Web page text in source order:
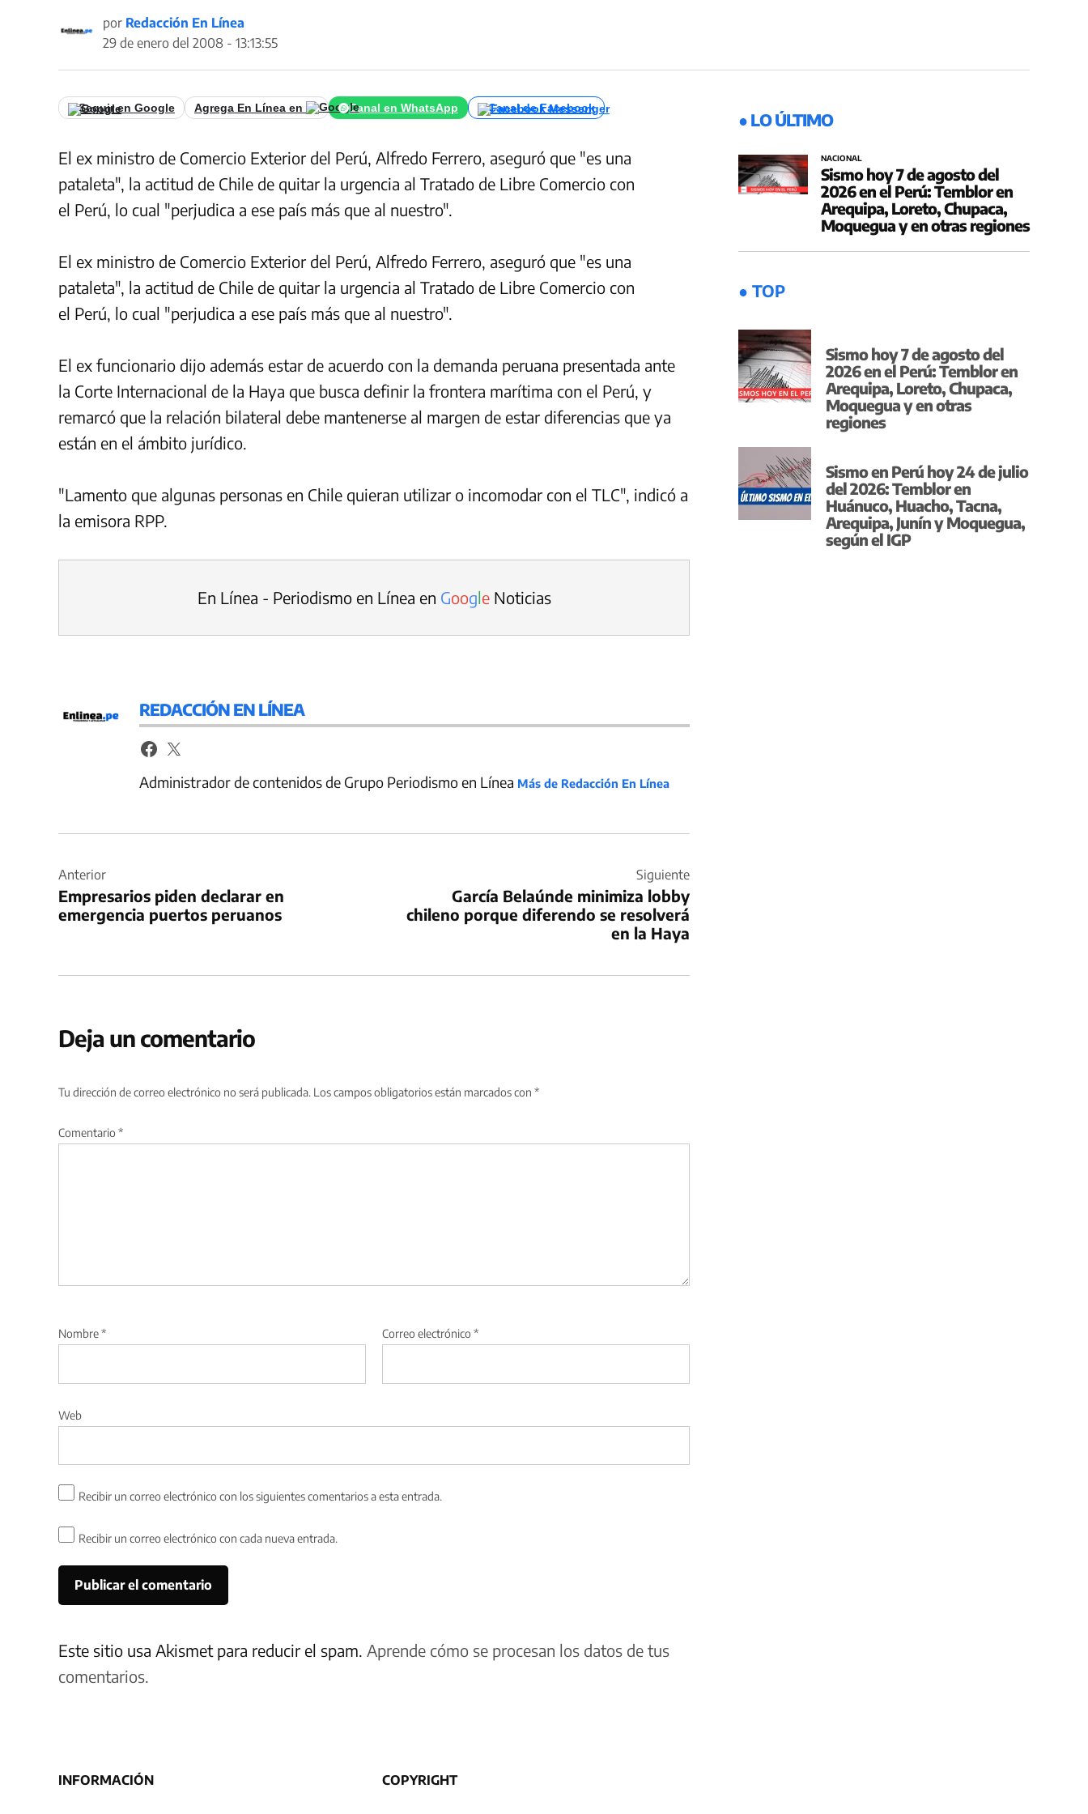
por Redacción En Línea
29 de enero del 2008 - 13:13:55
Seguir en Google Agrega En Línea en Canal en WhatsApp Canal de Facebook
El ex ministro de Comercio Exterior del Perú, Alfredo Ferrero, aseguró que "es una
pataleta", la actitud de Chile de quitar la urgencia al Tratado de Libre Comercio con
el Perú, lo cual "perjudica a ese país más que al nuestro".
El ex ministro de Comercio Exterior del Perú, Alfredo Ferrero, aseguró que "es una
pataleta", la actitud de Chile de quitar la urgencia al Tratado de Libre Comercio con
el Perú, lo cual "perjudica a ese país más que al nuestro".
El ex funcionario dijo además estar de acuerdo con la demanda peruana presentada ante
la Corte Internacional de la Haya que busca definir la frontera marítima con el Perú, y
remarcó que la relación bilateral debe mantenerse al margen de estar diferencias que ya
están en el ámbito jurídico.
"Lamento que algunas personas en Chile quieran utilizar o incomodar con el TLC", indicó a
la emisora RPP.
En Línea - Periodismo en Línea en GoogleNoticias
REDACCIÓN EN LÍNEA
Administrador de contenidos de Grupo Periodismo en Línea Más de Redacción En Línea
de
entradas
Anterior
Empresarios piden declarar en
emergencia puertos peruanos
Siguiente
García Belaúnde minimiza lobby
chileno porque diferendo se resolverá
en la Haya
Deja un comentario
Tu dirección de correo electrónico no será publicada. Los campos obligatorios están marcados con *
Comentario *
Nombre* Correo electrónico *
Web
Recibir un correo electrónico con los siguientes comentarios a esta entrada.
Recibir un correo electrónico con cada nueva entrada.
Este sitio usa Akismet para reducir el spam. Aprende cómo se procesan los datos de tus
comentarios.
● LO ÚLTIMO
NACIONAL
Sismo hoy 7 de agosto del
2026 en el Perú: Temblor en
Arequipa, Loreto, Chupaca,
Moquegua y en otras regiones
● TOP
Sismo hoy 7 de agosto del
2026 en el Perú: Temblor en
Arequipa, Loreto, Chupaca,
Moquegua y en otras
regiones
Sismo en Perú hoy 24 de julio
del 2026: Temblor en
Huánuco, Huacho, Tacna,
Arequipa, Junín y Moquegua,
según el IGP
INFORMACIÓN COPYRIGHT